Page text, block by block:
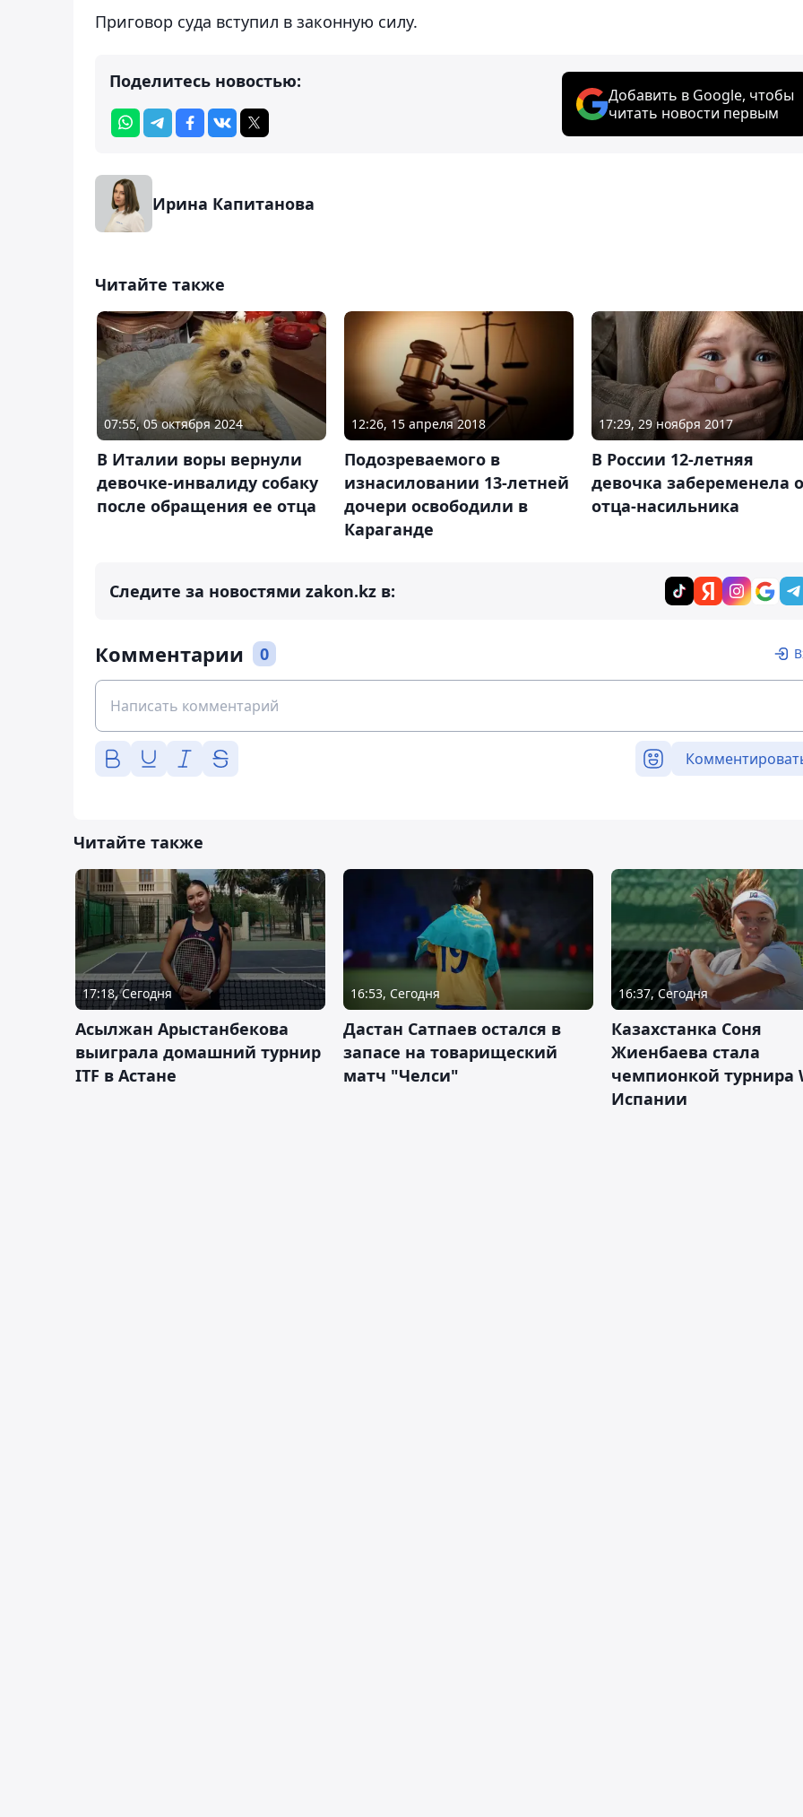
Приговор суда вступил в законную силу.
Поделитесь новостью:
Добавить в Google, чтобы
читать новости первым
Ирина Капитанова
Читайте также
07:55, 05 октября 2024
В Италии воры вернули
девочке-инвалиду собаку
после обращения ее отца
12:26, 15 апреля 2018
Подозреваемого в
изнасиловании 13-летней
дочери освободили в
Караганде
17:29, 29 ноября 2017
В России 12-летняя
девочка забеременела
отца-насильника
Следите за новостями zakon.kz в:
Комментарии 0
Читайте также
17:18, Сегодня
Асылжан Арыстанбекова
выиграла домашний турнир
ITF в Астане
16:53, Сегодня
Дастан Сатпаев остался в
запасе на товарищеский
матч "Челси"
16:37, Сегодня
Казахстанка Соня
Жиенбаева стала
чемпионкой турнира
Испании